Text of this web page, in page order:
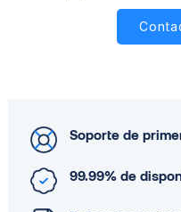
Soporte de
99.99% de